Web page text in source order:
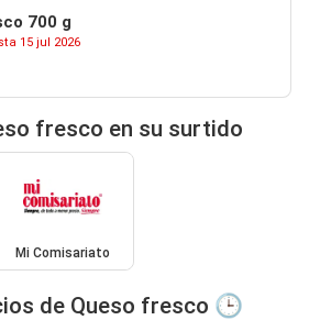
700 g
15 jul 2026
fresco en su surtido
Mi Comisariato
de Queso fresco 🕒